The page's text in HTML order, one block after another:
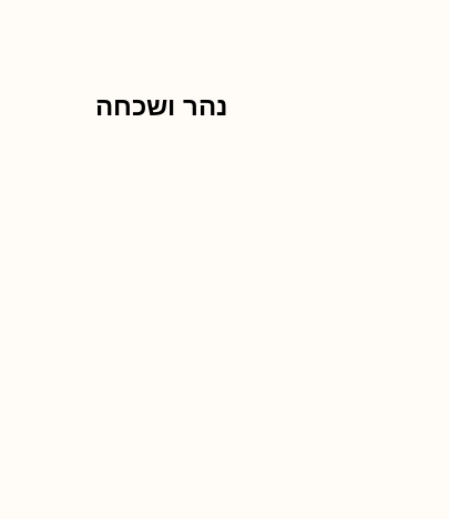
נהר ושכחה